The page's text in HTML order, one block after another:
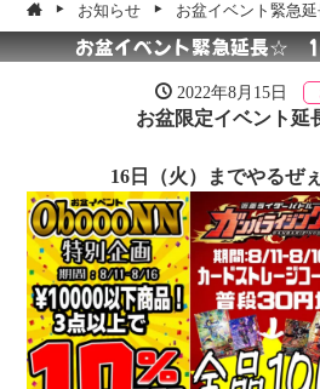
お知らせ お盆イベント緊急
お盆イベント緊急延長☆
2022年8月15日
お盆限定イベント
16日（火）までやるぜ